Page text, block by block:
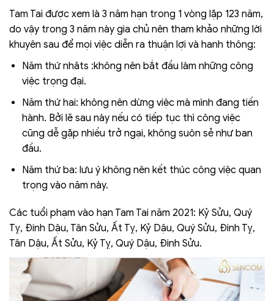
Tam Tai được xem là 3 năm hạn trong 1 vòng lặp 123 năm,
do vậy trong 3 năm này gia chủ nên tham khảo những lời
khuyên sau để mọi việc diễn ra thuận lợi và hanh thông:
Năm thứ nhâts :không nên bắt đầu làm những công
việc trọng đại.
Năm thứ hai: không nên dừng việc mà mình đang tiến
hành. Bởi lẽ sau này nếu có tiếp tục thì công việc
cũng dễ gặp nhiều trở ngại, không suôn sẻ như ban
đầu.
Năm thứ ba: lưu ý không nên kết thúc công việc quan
trọng vào năm này.
Các tuổi phạm vào hạn Tam Tai năm 2021: Kỷ Sửu, Quý
Tỵ, Đinh Dậu, Tân Sửu, Ất Tỵ, Kỷ Dậu, Quý Sửu, Đinh Tỵ,
Tân Dậu, Ất Sửu, Kỷ Tỵ, Quý Dậu, Đinh Sửu.